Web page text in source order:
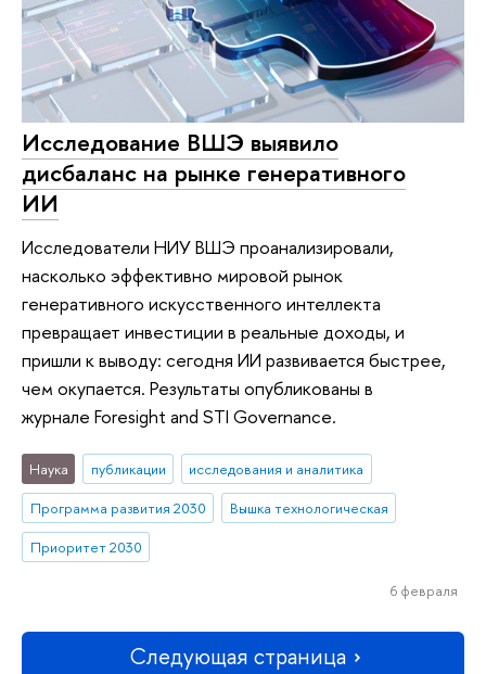
Исследование ВШЭ выявило
дисбаланс на рынке генеративного
ИИ
Исследователи НИУ ВШЭ проанализировали,
насколько эффективно мировой рынок
генеративного искусственного интеллекта
превращает инвестиции в реальные доходы, и
пришли к выводу: сегодня ИИ развивается быстрее,
чем окупается. Результаты опубликованы в
журнале Foresight and STI Governance.
Наука публикации
исследования и аналитика
Программа развития 2030
Вышка технологическая
Приоритет 2030
6 февраля
Следующая страница